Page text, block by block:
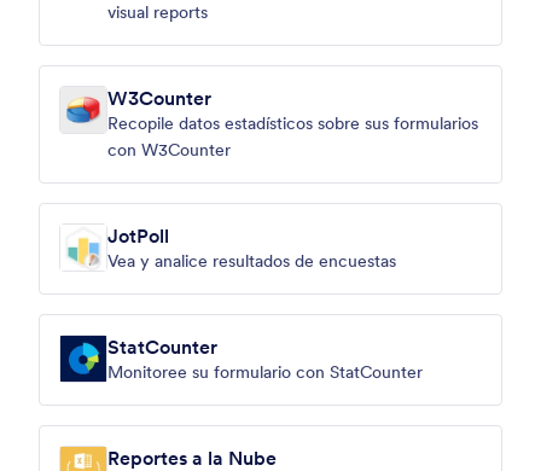
visual reports
W3Counter
Recopile datos estadísticos sobre sus formularios
con W3Counter
JotPoll
Vea y analice resultados de encuestas
StatCounter
Monitoree su formulario con StatCounter
Reportes a la Nube